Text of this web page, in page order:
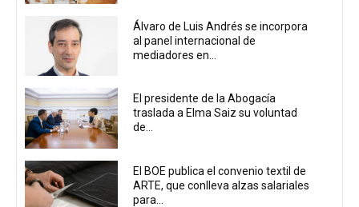
Álvaro de Luis Andrés se incorpora
al panel internacional de
mediadores en...
El presidente de la Abogacía
traslada a Elma Saiz su voluntad
de...
El BOE publica el convenio textil de
ARTE, que conlleva alzas salariales
para...